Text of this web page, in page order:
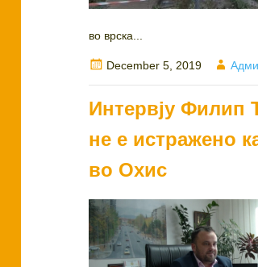
во врска...
Posted
on
December 5, 2019
Интервју Филип
не е истражено
во Охис